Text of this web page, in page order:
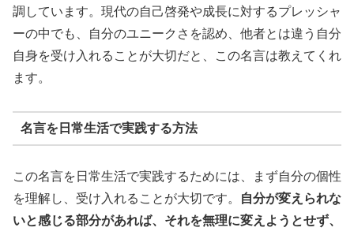
調しています。現代の自己啓発や成長に対するプレッシャ
ーの中でも、自分のユニークさを認め、他者とは違う自分
自身を受け入れることが大切だと、この名言は教えてくれ
ます。
名言を日常生活で実践する方法
この名言を日常生活で実践するためには、まず自分の個性
を理解し、受け入れることが大切です。
自分が変えられな
いと感じる部分があれば、それを無理に変えようとせず、